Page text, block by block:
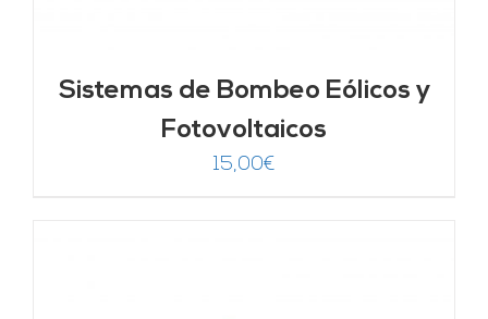
Sistemas de Bombeo Eólicos y
Fotovoltaicos
15,00€